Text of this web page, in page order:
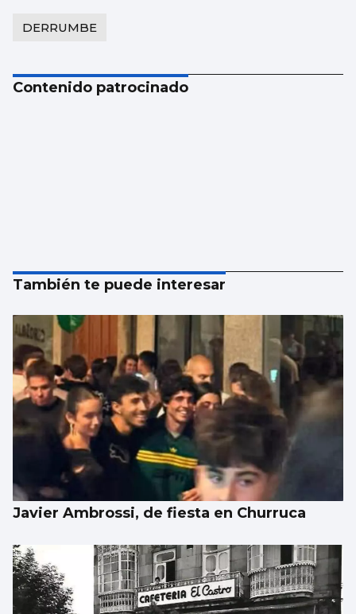
DERRUMBE
Contenido patrocinado
También te puede interesar
Javier Ambrossi, de fiesta en Churruca